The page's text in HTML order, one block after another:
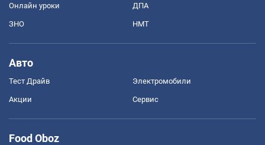
Онлайн уроки ДПА
ЗНО НМТ
Авто
Тест Драйв Электромобили
Акции Сервис
Food Oboz